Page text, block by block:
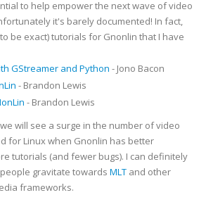
to help empower the next wave of video
it's barely documented! In fact,
be exact) tutorials for Gnonlin that I have
GStreamer and Python - Jono Bacon
- Brandon Lewis
- Brandon Lewis
will see a surge in the number of video
for Linux when Gnonlin has better
tutorials (and fewer bugs). I can definitely
gravitate towards MLT and other
frameworks.